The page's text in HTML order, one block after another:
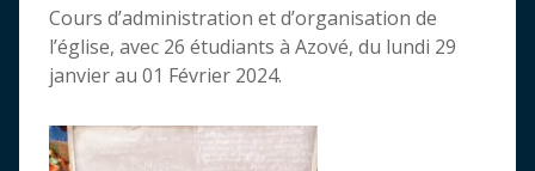
Cours d’administration et d’organisation de
l’église, avec 26 étudiants à Azové, du lundi 29
janvier au 01 Février 2024.